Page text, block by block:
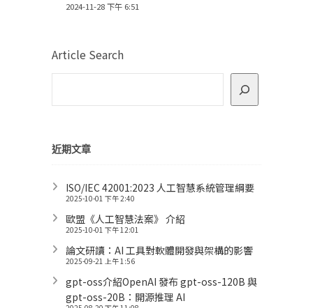
2024-11-28 下午 6:51
Article Search
近期文章
ISO/IEC 42001:2023 人工智慧系統管理綱要
2025-10-01 下午 2:40
歐盟《人工智慧法案》 介紹
2025-10-01 下午 12:01
論文研讀：AI 工具對軟體開發與架構的影響
2025-09-21 上午 1:56
gpt-oss介紹OpenAI 發布 gpt-oss-120B 與
gpt-oss-20B：開源推理 AI